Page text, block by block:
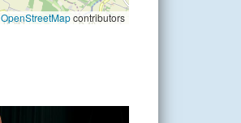
OpenStreetMapcontributors